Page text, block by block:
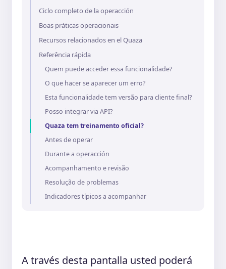
A través desta pantalla usted poderá
Ciclo completo de la operacción
Boas práticas operacionais
Recursos relacionados en el Quaza
Referência rápida
Quem puede acceder essa funcionalidade?
O que hacer se aparecer um erro?
Esta funcionalidade tem versão para cliente final?
Posso integrar via API?
Quaza tem treinamento oficial?
Antes de operar
Durante a operacción
Acompanhamento e revisão
Resolução de problemas
Indicadores típicos a acompanhar